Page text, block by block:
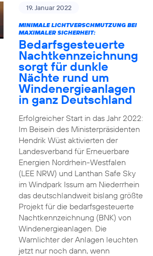
19. Januar 2022
MINIMALE LICHTVERSCHMUTZUNG BEI
MAXIMALER SICHERHEIT:
Bedarfsgesteuerte
Nachtkennzeichnung
sorgt für dunkle
Nächte rund um
Windenergieanlagen
in ganz Deutschland
Erfolgreicher Start in das Jahr 2022:
Im Beisein des Ministerpräsidenten
Hendrik Wüst aktivierten der
Landesverband für Erneuerbare
Energien Nordrhein-Westfalen
(LEE NRW) und Lanthan Safe Sky
im Windpark Issum am Niederrhein
das deutschlandweit bislang größte
Projekt für die bedarfsgesteuerte
Nachtkennzeichnung (BNK) von
Windenergieanlagen. Die
Warnlichter der Anlagen leuchten
jetzt nur noch dann, wenn